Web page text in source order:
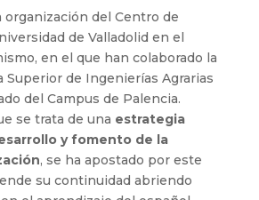
organización del Centro de
de Valladolid en el
en el que han colaborado la
Superior de Ingenierías Agrarias
del Campus de Palencia.
se trata de una estrategia
y fomento de la
, se ha apostado por este
su continuidad abriendo